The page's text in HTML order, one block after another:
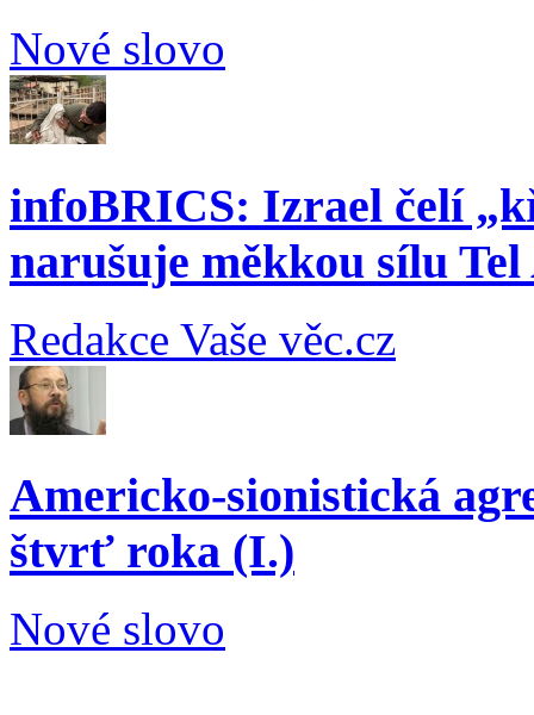
Nové slovo
infoBRICS: Izrael čelí
narušuje měkkou sílu
Redakce Vaše věc.cz
Americko-sionistická
štvrť roka (I.)
Nové slovo